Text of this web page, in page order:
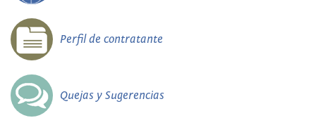
Perfil de contratante
Quejas y Sugerencias